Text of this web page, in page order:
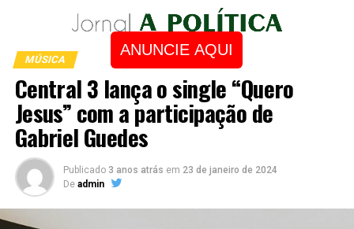
ANUNCIE AQUI
MÚSICA
Central 3 lança o single “Quero
Jesus” com a participação de
Gabriel Guedes
Publicado 3 anos atrás em 23 de janeiro de 2024
De admin